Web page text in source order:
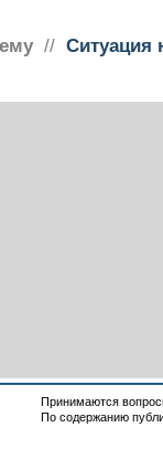
// Ситуация
Принимаются
По содержанию